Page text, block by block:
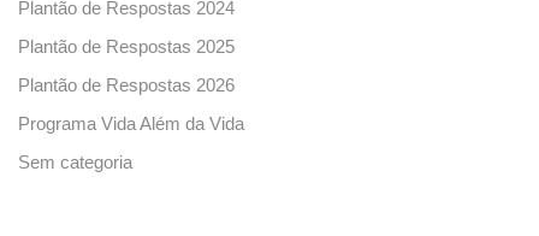
Plantão de Respostas 2024
Plantão de Respostas 2025
Plantão de Respostas 2026
Programa Vida Além da Vida
Sem categoria